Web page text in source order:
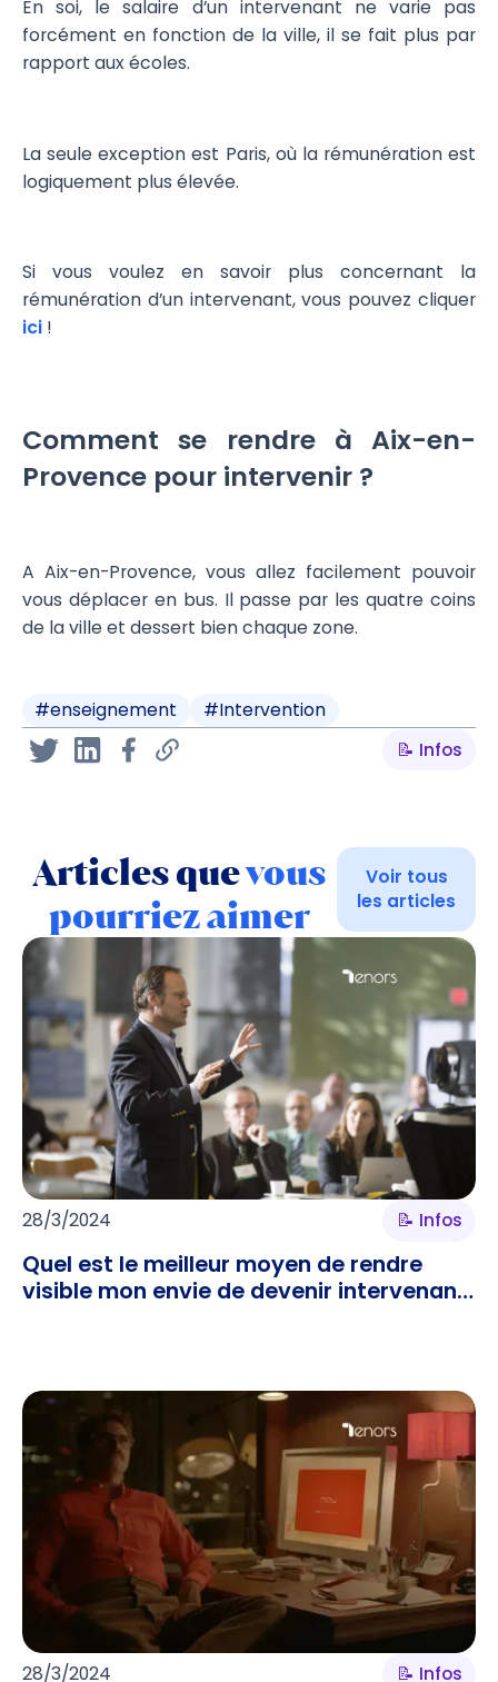
En soi, le salaire d’un intervenant ne varie pas
forcément en fonction de la ville, il se fait plus par
rapport aux écoles.
La seule exception est Paris, où la rémunération est
logiquement plus élevée.
Si vous voulez en savoir plus concernant la
rémunération d’un intervenant, vous pouvez cliquer
ici !
Comment se rendre à Aix-en-
Provence pour intervenir ?
A Aix-en-Provence, vous allez facilement pouvoir
vous déplacer en bus. Il passe par les quatre coins
de la ville et dessert bien chaque zone.
#enseignement #Intervention
📝 Infos
Articles quevous
pourriez aimer
Voir tous
les articles
28/3/2024 📝 Infos
Quel est le meilleur moyen de rendre
visible mon envie de devenir intervenant
28/3/2024 📝 Infos